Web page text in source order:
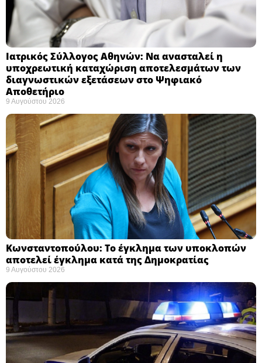
Ιατρικός Σύλλογος Αθηνών: Να ανασταλεί η
υποχρεωτική καταχώριση αποτελεσμάτων των
διαγνωστικών εξετάσεων στο Ψηφιακό
Αποθετήριο ​
9 Αυγούστου 2026
Κωνσταντοπούλου: Το έγκλημα των υποκλοπών
αποτελεί έγκλημα κατά της Δημοκρατίας ​
9 Αυγούστου 2026